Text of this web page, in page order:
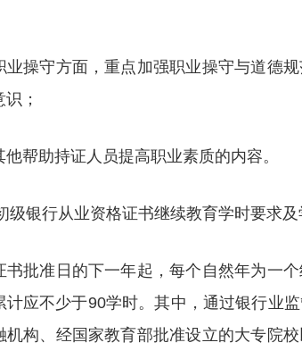
业操守方面，重点加强职业操守与道德
；
他帮助持证人员提高职业素质的内容。
级银行从业资格证书继续教育学时要求及
书批准日的下一年起，每个自然年为一
计应不少于90学时。其中，通过银行业
机构、经国家教育部批准设立的大专院